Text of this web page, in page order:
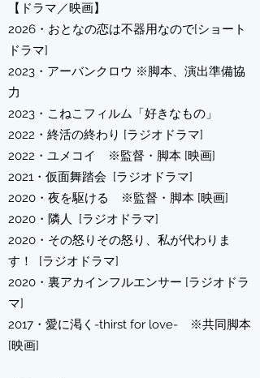
【ドラマ／映画】
2026・おとなの恋は不器用なので[ショート
ドラマ]
2023・アーバンクロウ ※脚本、演出準備協
力
​2023・ こねこフィルム「好きなもの」
​2022・終活の終わり [ラジオドラマ]
​2022・ユメコイ
※監督・脚本 [映画]
​2021 ・仮面舞踏会 [ラジオドラマ]
2020・夜を駆ける ※監督・脚本 [映画]
2020・隣人 [ラジオドラマ]
2020・その怒りその怒り、私が代わりま
す！ [ラジオドラマ]
2020・裏アカインフルエンサー [ラジオドラ
マ]
2017・愛に渇く-thirst for love- ※共同脚本
[映画]